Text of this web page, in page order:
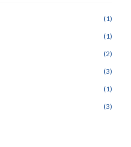
1
1
2
3
1
3